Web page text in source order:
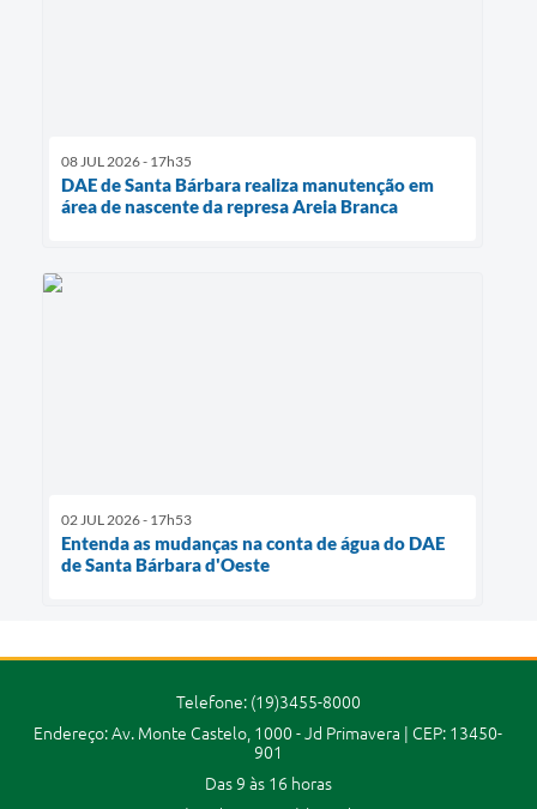
08 JUL 2026 - 17h35
DAE de Santa Bárbara realiza manutenção em
área de nascente da represa Areia Branca
02 JUL 2026 - 17h53
Entenda as mudanças na conta de água do DAE
de Santa Bárbara d'Oeste
Telefone: (19)3455-8000
Endereço: Av. Monte Castelo, 1000 - Jd Primavera | CEP: 13450-
901
Das 9 às 16 horas